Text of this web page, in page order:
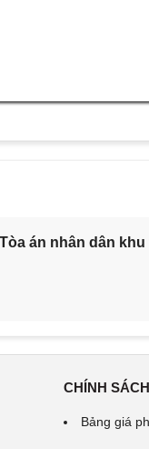
án nhân dân
CHÍNH SÁCH
Bảng giá